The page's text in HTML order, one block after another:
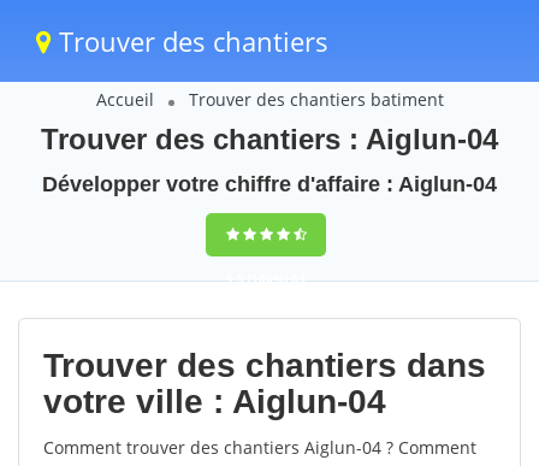
Trouver des chantiers
Accueil Trouver des chantiers batiment
Trouver des chantiers : Aiglun-04
Développer votre chiffre d'affaire : Aiglun-04
9,5(100%)63
votes
Trouver des chantiers dans
votre ville : Aiglun-04
Comment trouver des chantiers Aiglun-04 ? Comment